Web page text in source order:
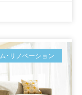
･リノベーション